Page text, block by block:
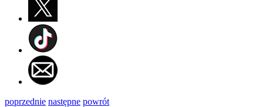
poprzednie następne powrót